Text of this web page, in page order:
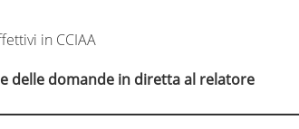
in CCIAA
delle domande in diretta al relatore